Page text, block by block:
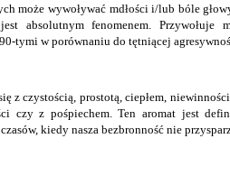
może wywoływać mdłości i/lub bóle
absolutnym fenomenem. Przywołuje
tymi w porównaniu do tętniącej
z czystością, prostotą, ciepłem,
czy z pośpiechem. Ten aromat jest
kiedy nasza bezbronność nie